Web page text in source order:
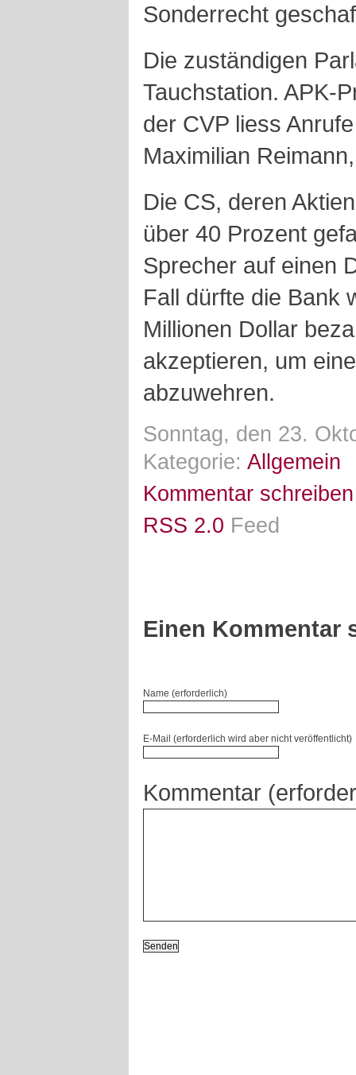
Sonderrecht
Die zuständigen
Tauchstation. APK-
der CVP liess
Maximilian
Die CS, deren
über 40 Prozent
Sprecher auf einen
Fall dürfte die Bank
Millionen Dollar
akzeptieren, um
abzuwehren.
Sonntag, den 23.
Kategorie: Allgemein
Kommentar schreiben
RSS 2.0 Feed
Einen Kommentar
Name (erforderlich)
E-Mail (erforderlich wird aber nicht veröffentlicht)
Kommentar